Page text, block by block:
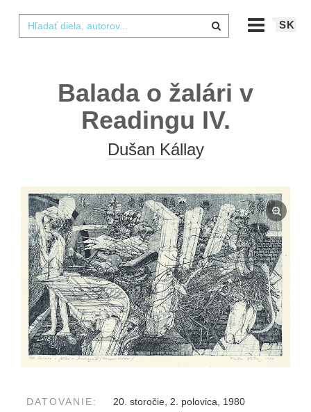
SK
Balada o žalári v
Readingu IV.
Dušan Kállay
DATOVANIE: 20. storočie, 2. polovica, 1980